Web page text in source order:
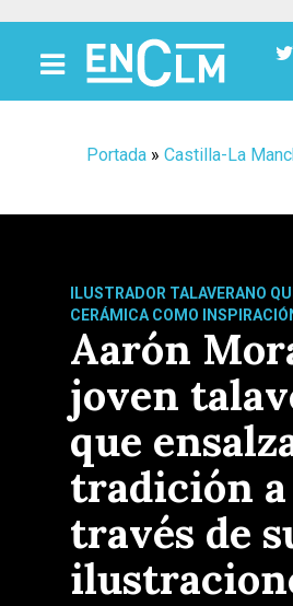
Portada » Castilla-La
ILUSTRADOR TALAVERANO
CERÁMICA COMO
Aarón
joven
que
tradición a
través de